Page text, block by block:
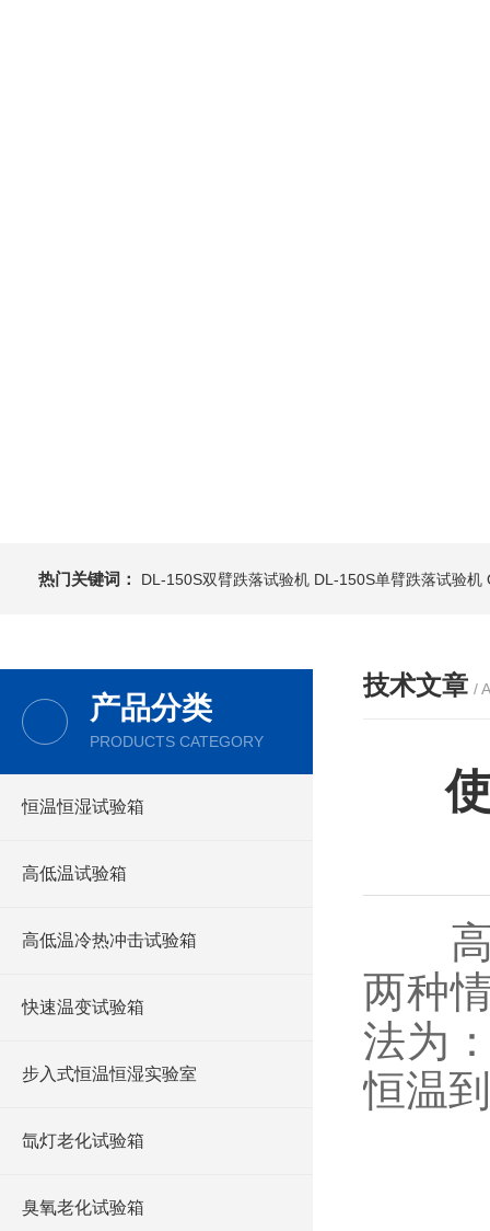
热门关键词： DL-150S双臂跌落试验机 DL-150S单臂跌落试验机
产品分类
PRODUCTS CATEGORY
恒温恒湿试验箱
高低温试验箱
高低温冷热冲击试验箱
快速温变试验箱
步入式恒温恒湿实验室
氙灯老化试验箱
臭氧老化试验箱
技术文章 /
高
两种
法为
恒温